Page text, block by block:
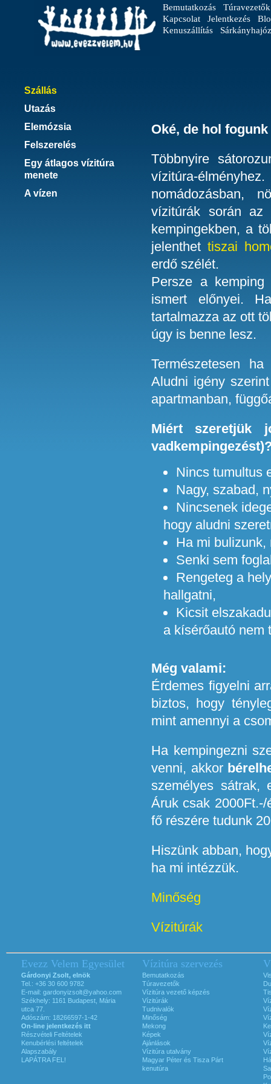
Bemutatkozás
Túravezetők
Kapcsolat
Jelentkezés
Kenuszállítás
Szállás
Utazás
Elemózsia
Felszerelés
Egy átlagos vízitúra
menete
A vízen
Oké, de hol
Többnyire
vízitúra-
nomádozásban,
vízitúrák során az
kempingekben, a
jelenthettiszai
erdő szélét.
Persze a
ismert előnyei.
tartalmazza az ott
úgy is benne lesz.
Természetesen
Aludni igény
apartmanban,
Miért szeretjük
Nincs tumultus
Nagy, szabad,
Nincsenek
hogy aludni
Ha mi bulizunk,
Senki sem
Rengeteg a
hallgatni,
Kicsit
a kísérőautó nem
Még valami:
Érdemes figyelni
biztos, hogy
mint amennyi a
Ha kempingezni
venni, akkor
személyes sátrak,
Áruk csak
fő részére tudunk
Hiszünk abban,
ha mi intézzük.
Minőség
Vízitúrák
Evezz Velem Egyesület
Gárdonyi Zsolt, elnök
Tel.: +36 30 600 9782
E-mail: gardonyizsolt@yahoo.com
Székhely: 1161 Budapest, Mária
utca 77.
Adószám: 18266597-1-42
On-line jelentkezés itt
Részvételi Feltételek
Kenubérlési feltételek
Alapszabály
LAPÁTRA FEL!
Vízitúra szervezés
Bemutatkozás
Túravezetők
Vízitúra vezető képzés
Vízitúrák
Tudnivalók
Minőség
Mekong
Képek
Ajánlások
Vízitúra utalvány
Magyar Péter és Tisza Párt
kenutúra